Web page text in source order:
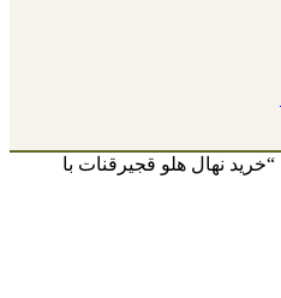
نهال هلو قجیرقنات با